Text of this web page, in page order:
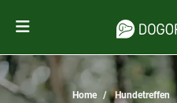
Home Hundetreffen